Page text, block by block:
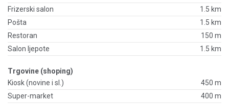
Frizerski salon
1.5 km
Pošta
1.5 km
Restoran
150 m
Salon ljepote
1.5 km
Trgovine (shoping)
Kiosk (novine i sl.)
450 m
Super-market
400 m